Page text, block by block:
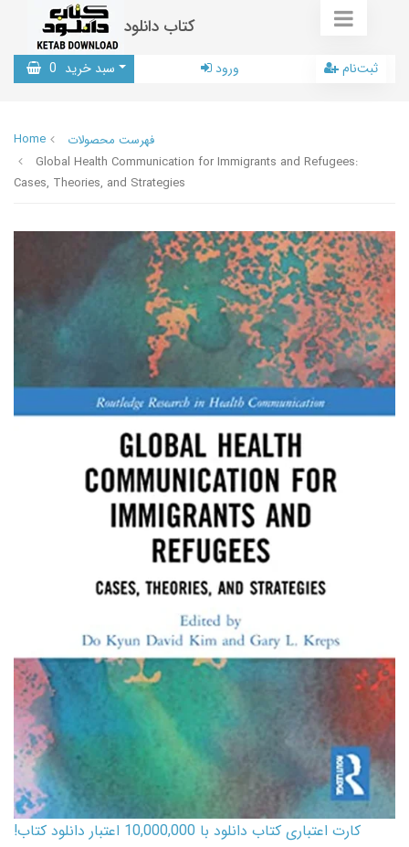
کتاب دانلود
سبد خرید 0 ورود ثبت‌نام
Home
فهرست محصولات
Global Health Communication for Immigrants and Refugees:
Cases, Theories, and Strategies
کارت اعتباری کتاب دانلود با 10,000,000 اعتبار دانلود کتاب!